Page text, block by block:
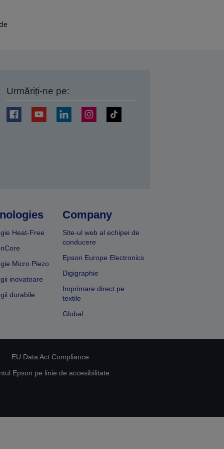
Urmăriți-ne pe:
Heat-Free
Micro Piezo
inovatoare
durabile
Company
Site-ul web al echipei de
conducere
Epson Europe Electronics
Digigraphie
Imprimare direct pe
textile
Global
EU Data Act Compliance
Epson pe linie de accesibilitate